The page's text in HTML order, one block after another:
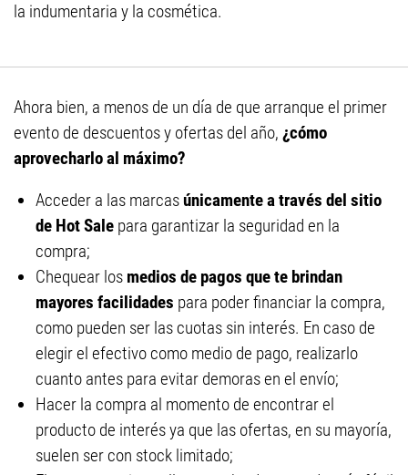
la indumentaria y la cosmética.
Ahora bien, a menos de un día de que arranque el primer
evento de descuentos y ofertas del año, ¿cómo
aprovecharlo al máximo?
Acceder a las marcasúnicamente a través del sitio
de Hot Sale para garantizar la seguridad en la
compra;
Chequear los medios de pagos que te brindan
mayores facilidades para poder financiar la compra,
como pueden ser las cuotas sin interés. En caso de
elegir el efectivo como medio de pago, realizarlo
cuanto antes para evitar demoras en el envío;
Hacer la compra al momento de encontrar el
producto de interés ya que las ofertas, en su mayoría,
suelen ser con stock limitado;